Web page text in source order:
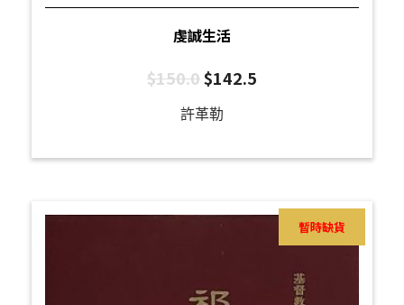
虔誠生活
$150.0$142.5
許革勒
暫時缺貨